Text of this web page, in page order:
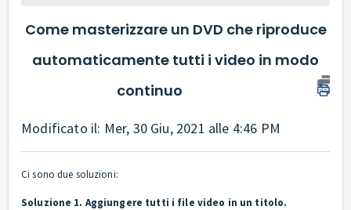
Come masterizzare un DVD che riproduce
automaticamente tutti i video in modo
continuo
Modificato il: Mer, 30 Giu, 2021 alle 4:46 PM
Ci sono due soluzioni:
Soluzione 1. Aggiungere tutti i file video in un titolo.